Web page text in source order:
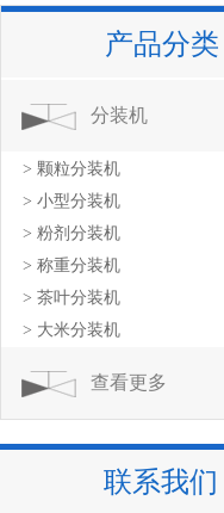
产品分类
分装机
> 颗粒分装机
> 小型分装机
> 粉剂分装机
> 称重分装机
> 茶叶分装机
> 大米分装机
查看更多
联系我们